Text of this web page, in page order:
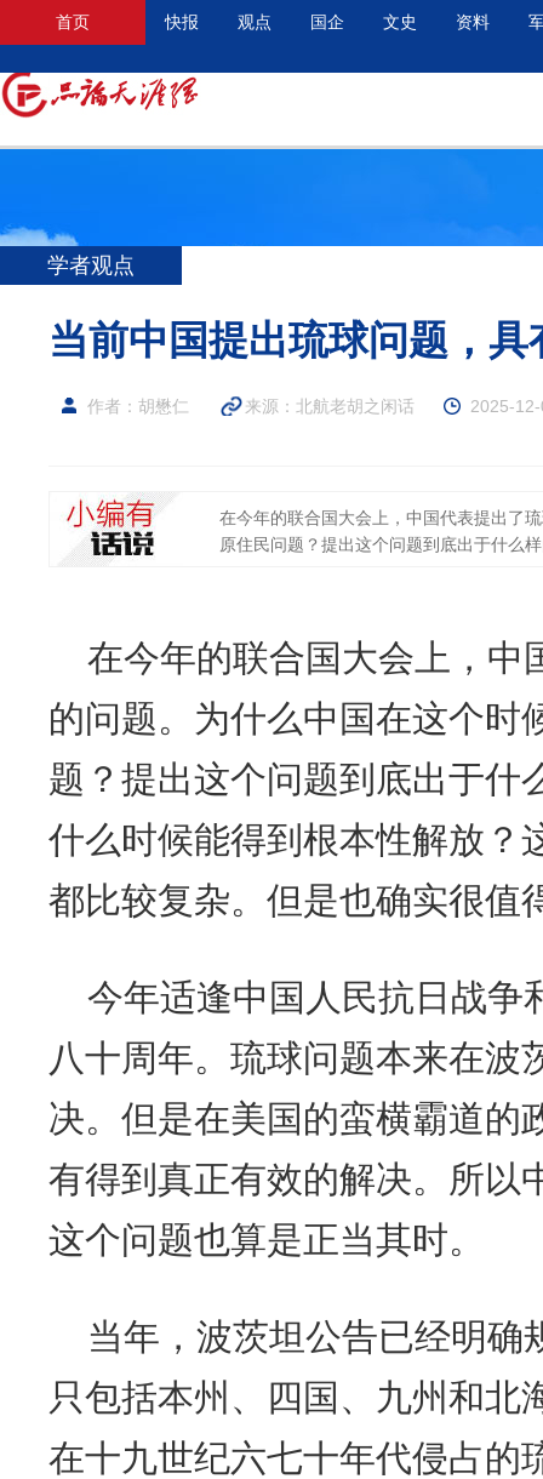
首页 快报 观点 国企 文史 资料
学者观点
当前中国提出琉球问题，
作者：胡懋仁 来源： 北航老胡之闲话 2025-
在今年的联合国大会上，中国代表提出了
原住民问题？提出这个问题到底出于什么
在今年的联合国大会上，中
的问题。为什么中国在这个时
题？提出这个问题到底出于什
什么时候能得到根本性解放？
都比较复杂。但是也确实很值
今年适逢中国人民抗日战争
八十周年。琉球问题本来在波
决。但是在美国的蛮横霸道的
有得到真正有效的解决。所以
这个问题也算是正当其时。
当年，波茨坦公告已经明确
只包括本州、四国、九州和北
在十九世纪六七十年代侵占的